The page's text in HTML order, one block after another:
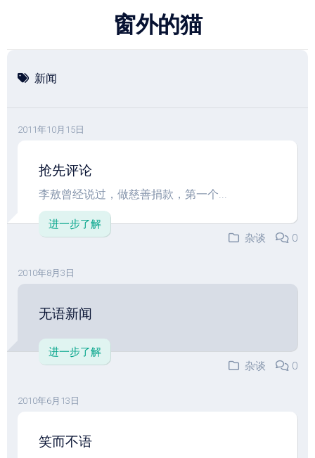
窗外的猫
新闻
2011年10月15日
抢先评论
李敖曾经说过，做慈善捐款，第一个...
进一步了解
杂谈
0
2010年8月3日
无语新闻
进一步了解
杂谈
0
2010年6月13日
笑而不语